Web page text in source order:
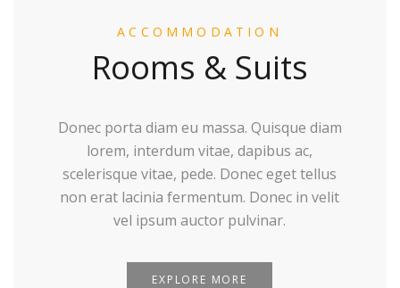
ACCOMMODATION
Rooms & Suits
Donec porta diam eu massa. Quisque diam
lorem, interdum vitae, dapibus ac,
scelerisque vitae, pede. Donec eget tellus
non erat lacinia fermentum. Donec in velit
vel ipsum auctor pulvinar.
EXPLORE MORE